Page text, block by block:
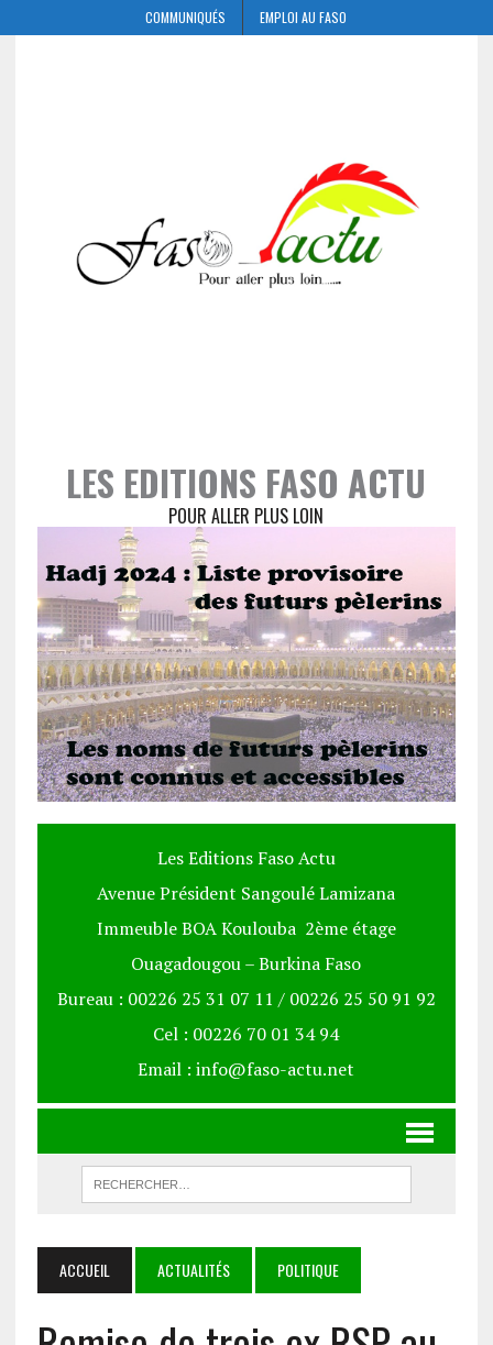
COMMUNIQUÉS EMPLOI AU FASO
LES EDITIONS FASO ACTU
POUR ALLER PLUS LOIN
Les Editions Faso Actu
Avenue Président Sangoulé Lamizana
Immeuble BOA Koulouba 2ème étage
Ouagadougou – Burkina Faso
Bureau : 00226 25 31 07 11 / 00226 25 50 91 92
Cel : 00226 70 01 34 94
Email : info@faso-actu.net
ACCUEIL ACTUALITÉS POLITIQUE